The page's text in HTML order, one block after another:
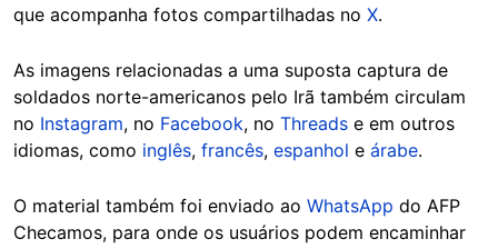
que acompanha fotos compartilhadas no X.
As imagens relacionadas a uma suposta captura de
soldados norte-americanos pelo Irã também circulam
no Instagram, no Facebook, no Threads e em outros
idiomas, como inglês, francês, espanhol e árabe.
O material também foi enviado ao WhatsApp do AFP
Checamos, para onde os usuários podem encaminhar